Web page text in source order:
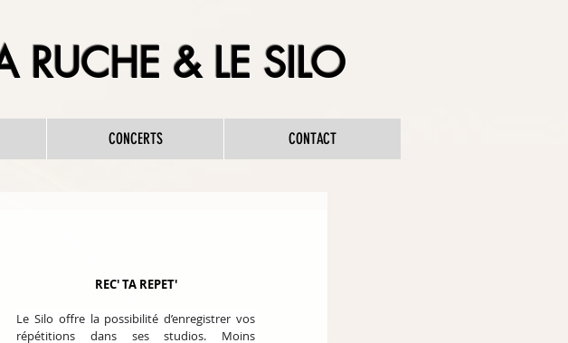
RUCHE & LE SILO
REC' TA REPET'
Le Silo offre la possibilité d’enregistrer vos
répétitions dans ses studios. Moins
CONCERTS CONTACT